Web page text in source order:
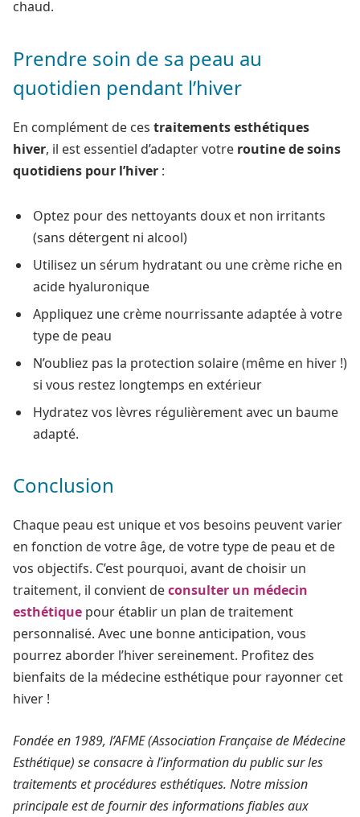
chaud.
Prendre soin de sa peau au
quotidien pendant l’hiver
En complément de ces traitements esthétiques
hiver, il est essentiel d’adapter votre routine de soins
quotidiens pour l’hiver :
Optez pour des nettoyants doux et non irritants
(sans détergent ni alcool)
Utilisez un sérum hydratant ou une crème riche en
acide hyaluronique
Appliquez une crème nourrissante adaptée à votre
type de peau
N’oubliez pas la protection solaire (même en hiver !)
si vous restez longtemps en extérieur
Hydratez vos lèvres régulièrement avec un baume
adapté.
Conclusion
Chaque peau est unique et vos besoins peuvent varier
en fonction de votre âge, de votre type de peau et de
vos objectifs. C’est pourquoi, avant de choisir un
traitement, il convient deconsulter un médecin
esthétique pour établir un plan de traitement
personnalisé. Avec une bonne anticipation, vous
pourrez aborder l’hiver sereinement. Profitez des
bienfaits de la médecine esthétique pour rayonner cet
hiver !
Fondée en 1989, l’AFME (Association Française de Médecine
Esthétique) se consacre à l’information du public sur les
traitements et procédures esthétiques. Notre mission
principale est de fournir des informations fiables aux